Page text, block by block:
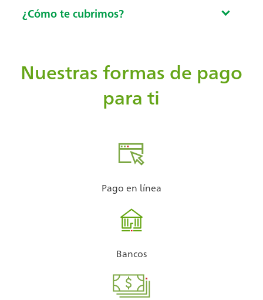
¿Cómo te cubrimos?
Nuestras formas de pago
para ti
Pago en línea
Bancos